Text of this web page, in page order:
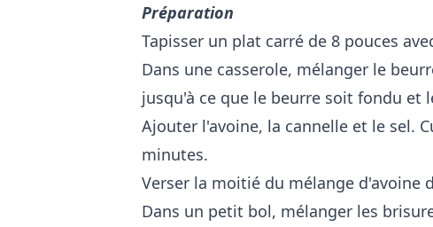
Préparation
Tapisser un plat carré de 8 pouces
Dans une casserole, mélanger le
jusqu'à ce que le beurre soit fondu et
Ajouter l'avoine, la cannelle et le sel.
minutes.
Verser la moitié du mélange d'avoine
Dans un petit bol, mélanger les